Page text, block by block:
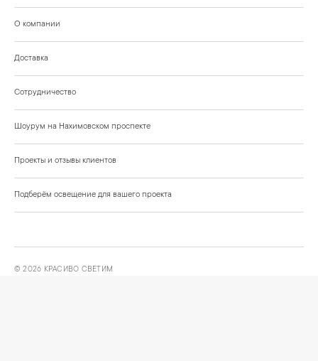
О компании
Доставка
Сотрудничество
Шоурум на Нахимовском проспекте
Проекты и отзывы клиентов
Подберём освещение для вашего проекта
©2026 КРАСИВО СВЕТИМ